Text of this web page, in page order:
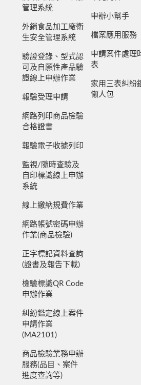
管理系統
外銷食品加工廠衛
生安全管理系統
驗證登錄、型式認
可及自願性產品驗
證線上申辦作業
報驗受理申請
網路列印商品檢驗
合格證書
報驗電子收據列印
監視/隨時查驗及
自印標識線上申辦
系統
線上繳納規費作業
網路帳號密碼申辦
作業(商品檢驗)
正字標記資料查詢
(證書及報告下載)
檢驗標識QR Code
申辦作業
糾紛鑑定線上案件
申請作業
(MA2101)
商品檢驗業務申辦
服務(品目、案件
進度查詢等)
申辦小幫手
檔案應用服務
申請案件處理
表
家用三表糾紛
懶人包